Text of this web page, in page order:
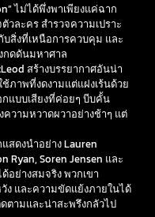
ไม่ได้พึ่งพาเพียงแค่ฉาก
วละคร สำรวจความเปราะ
สิ่งที่เหนือการควบคุม และ
กดดันมหาศาล
สร้างบรรยากาศอันน่า
ภาพที่งดงามแต่แฝงเร้นด้วย
แบบเสียงที่ค่อยๆ บีบคั้น
วามหวาดผวาอย่างช้าๆ แต่
สดงนำอย่าง Lauren
Ryan, Soren Jensen และ
อย่างสมจริง พวกเขา
ง และความขัดแย้งภายในได้
ตามและน่าสะพรึงกลัวไป